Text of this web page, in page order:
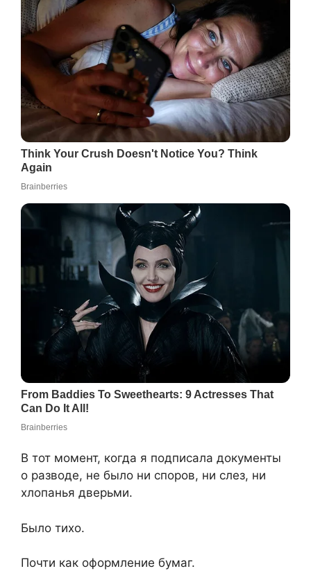
В тот момент, когда я подписала документы
о разводе, не было ни споров, ни слез, ни
хлопанья дверьми.
Было тихо.
Почти как оформление бумаг.